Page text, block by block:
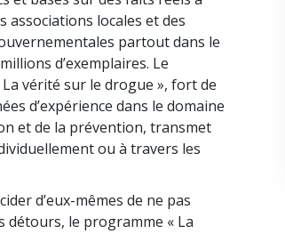
associations locales et des
partout dans le
d’exemplaires. Le
vérité sur le drogue », fort de
d’expérience dans le domaine
et de la prévention, transmet
ou à travers les
d’eux-mêmes de ne pas
détours, le programme « La